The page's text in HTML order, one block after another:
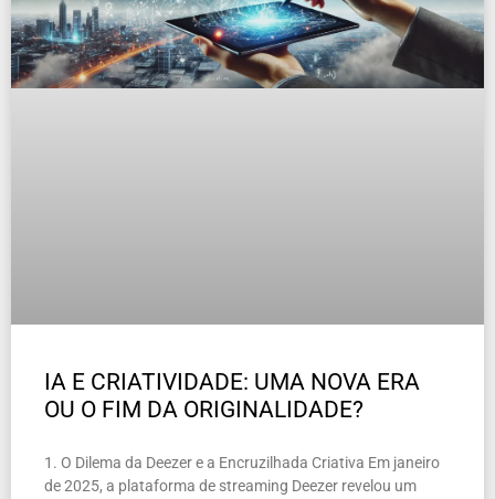
IA E CRIATIVIDADE: UMA NOVA ERA
OU O FIM DA ORIGINALIDADE?
1. O Dilema da Deezer e a Encruzilhada Criativa Em janeiro
de 2025, a plataforma de streaming Deezer revelou um